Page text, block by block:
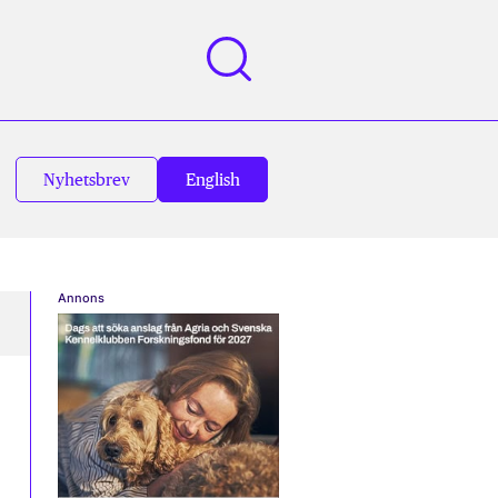
Nyhetsbrev English
Annons